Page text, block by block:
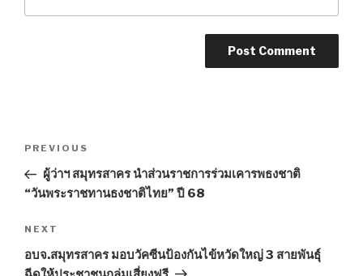
Post
navigation
Previous
Post
PREVIOUS
ผู้ว่าฯ สมุทรสาคร นำส่วนราชการร่วมเคารพธงชาติ
“วันพระราชทานธงชาติไทย” ปี 68
Next
Post
NEXT
อบจ.สมุทรสาคร มอบวัคซีนป้องกันไข้หวัดใหญ่ 3 สายพันธุ์